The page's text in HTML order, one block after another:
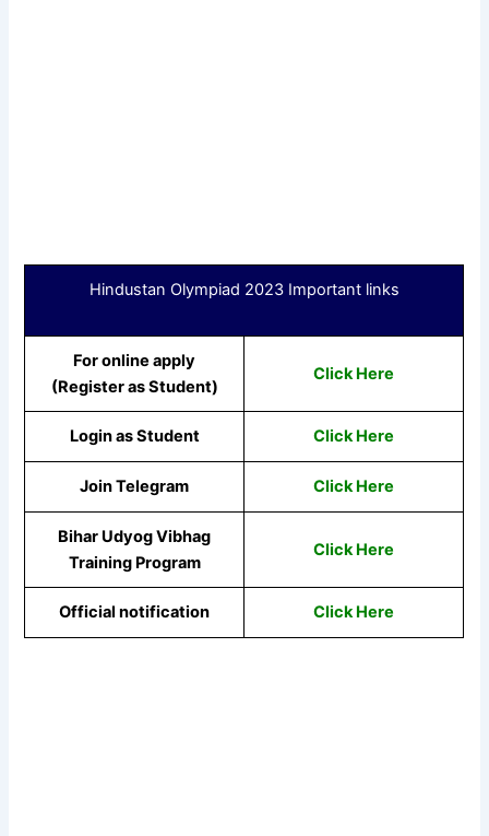
Hindustan Olympiad 2023 Important links
For online apply
(Register as Student)
Click Here
Login as Student Click Here
Join Telegram Click Here
Bihar Udyog Vibhag
Training Program
Click Here
Official notification Click Here